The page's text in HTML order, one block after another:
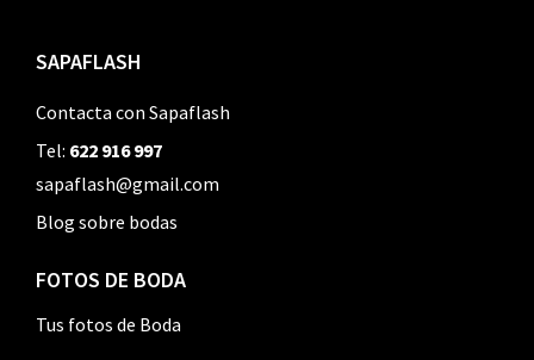
SAPAFLASH
Contacta con Sapaflash
Tel: 622 916 997
sapaflash@gmail.com
Blog sobre bodas
FOTOS DE BODA
Tus fotos de Boda